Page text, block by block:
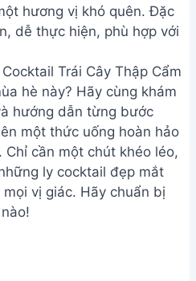
hương vị khó quên. Đặc
dễ thực hiện, phù hợp với
Trái Cây Thập Cẩm
hè này? Hãy cùng khám
hướng dẫn từng bước
một thức uống hoàn hảo
cần một chút khéo léo,
ly cocktail đẹp mắt
vị giác. Hãy chuẩn bị